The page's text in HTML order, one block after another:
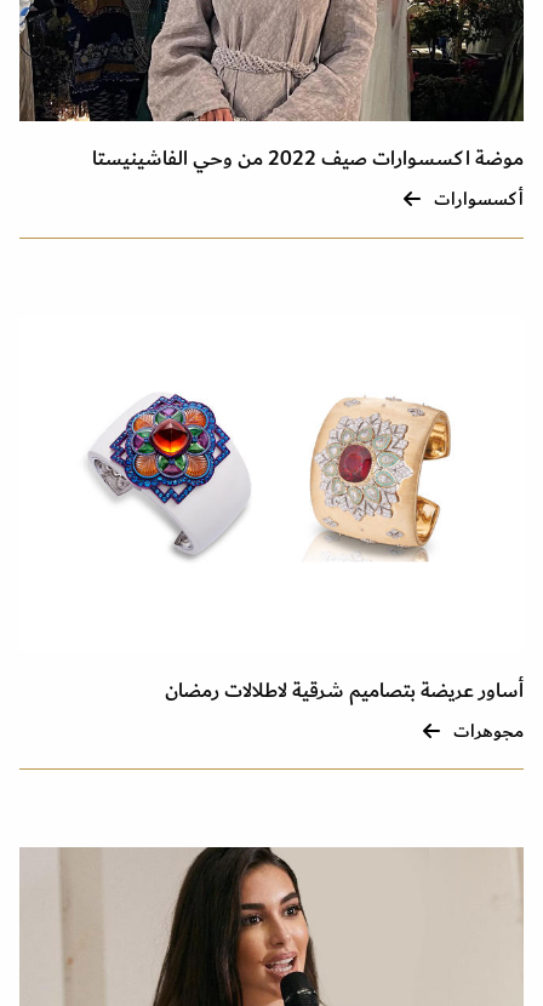
موضة اكسسوارات صيف 2022 من وحي الفاشينيستا
أكسسوارات
أساور عريضة بتصاميم شرقية لاطلالات رمضان
مجوهرات